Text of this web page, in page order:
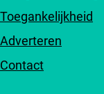
Toegankelijkheid
Adverteren
Contact